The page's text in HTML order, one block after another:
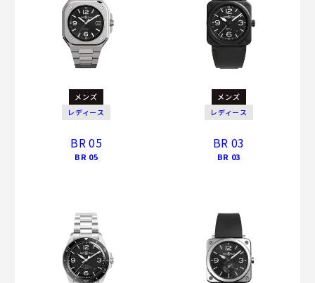
メンズ
レディース
BR 05
BR 05
メンズ
レディース
BR 03
BR 03